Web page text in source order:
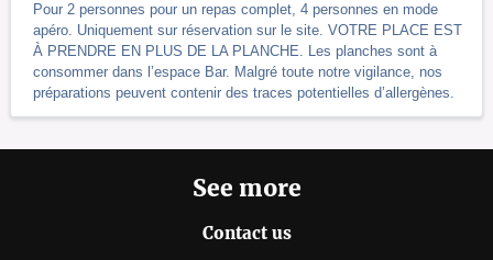
Pour 2 personnes pour un repas complet, 4 personnes en mode
apéro. Uniquement sur réservation sur le site. VOTRE PLACE EST
À PRENDRE EN PLUS DE LA PLANCHE. Les planches sont à
consommer dans l’espace Bar. Malgré toute notre vigilance, nos
préparations peuvent contenir des traces potentielles d’allergènes.
See more
Contact us